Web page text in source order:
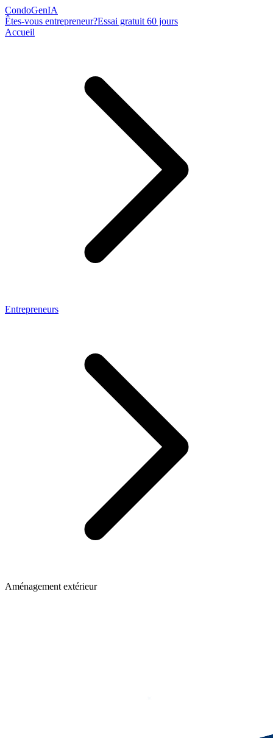
CondoGenIA
Êtes-vous entrepreneur?Essai gratuit 60 jours
Accueil
Entrepreneurs
Aménagement extérieur